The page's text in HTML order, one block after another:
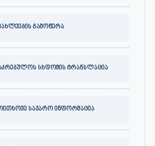
გამოწერა
სხდომის ტრანსლაცია
საჯარო ინფორმაცია